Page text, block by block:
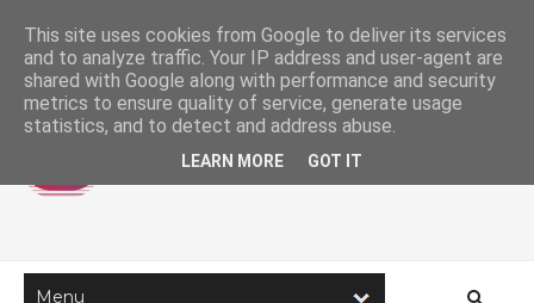
This site uses cookies from Google to deliver its services
and to analyze traffic. Your IP address and user-agent are
shared with Google along with performance and security
metrics to ensure quality of service, generate usage
statistics, and to detect and address abuse.
LEARN MORE GOT IT